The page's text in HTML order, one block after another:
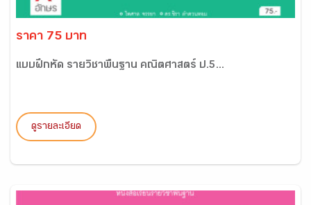
ราคา 75 บาท
แบบฝึกหัด รายวิชาพื้นฐาน คณิตศาสตร์ ป.5...
ดูรายละเอียด